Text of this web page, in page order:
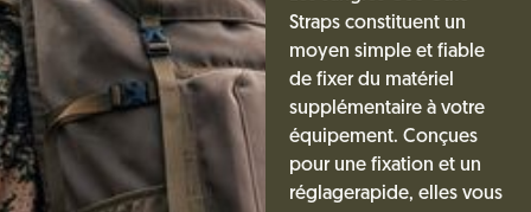
Straps constituent un
moyen simple et fiable
de fixer du matériel
supplémentaire à votre
équipement. Conçues
pour une fixation et un
réglagerapide, elles vous